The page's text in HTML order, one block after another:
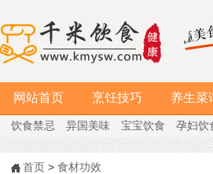
网站首页 烹饪技巧 养生菜
饮食禁忌 异国美味 宝宝饮食 孕妇饮
首页 > 食材功效